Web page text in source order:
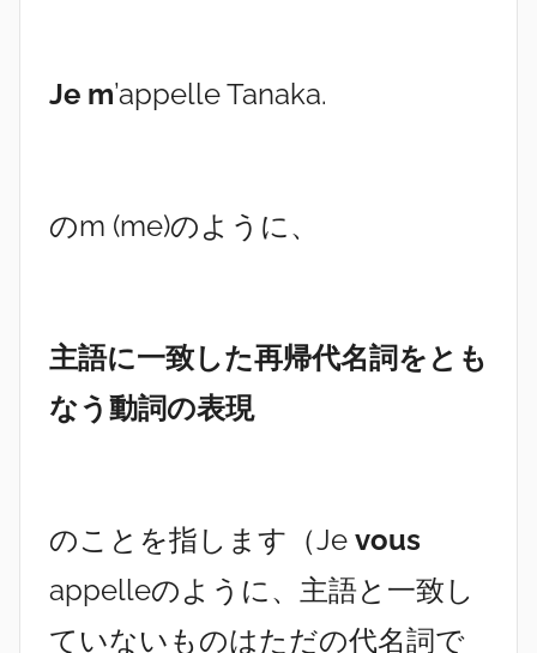
Je m’appelle Tanaka.
のm (me)のように、
主語に一致した再帰代名詞をとも
なう動詞の表現
のことを指します（Je vous
appelleのように、主語と一致し
ていないものはただの代名詞で